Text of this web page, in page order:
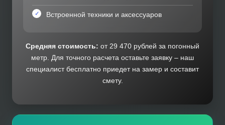
Встроенной техники и аксессуаров
Средняя стоимость: от 29 470 рублей за погонный
метр. Для точного расчета оставьте заявку – наш
специалист бесплатно приедет на замер и составит
смету.